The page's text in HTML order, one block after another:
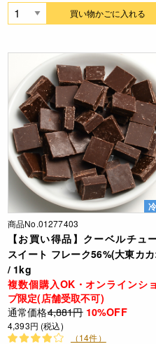
買い物かごに入れる
商品No.01277403
【お買い得品】クーベルチュ
スイート フレーク56%(大東カ
/ 1kg
複数個購入OK・オンラインシ
プ限定(店舗受取不可)
通常価格4,881円 10%OFF
4,393円 (税込)
（14件）